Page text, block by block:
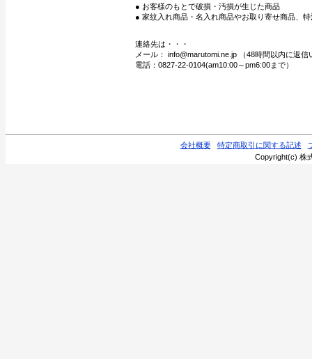
● お客様のもとで破損・汚損が生じた商品
● 家紋入れ商品・名入れ商品やお取り寄せ商品、
連絡先は・・・
メール： info@marutomi.ne.jp （48時間以内に返信
電話：0827-22-0104(am10:00～pm6:00まで）
会社概要 特定商取引に関する記述
Copyright(c) 株